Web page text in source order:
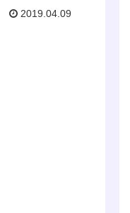
ート分析は
稀なるセン
2019.04.09